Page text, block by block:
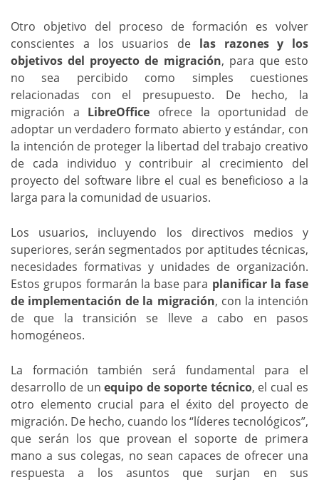
Otro objetivo del proceso de formación es volver
conscientes a los usuarios de las razones y los
objetivos del proyecto de migración, para que esto
no sea percibido como simples cuestiones
relacionadas con el presupuesto. De hecho, la
migración a LibreOffice ofrece la oportunidad de
adoptar un verdadero formato abierto y estándar, con
la intención de proteger la libertad del trabajo creativo
de cada individuo y contribuir al crecimiento del
proyecto del software libre el cual es beneficioso a la
larga para la comunidad de usuarios.
Los usuarios, incluyendo los directivos medios y
superiores, serán segmentados por aptitudes técnicas,
necesidades formativas y unidades de organización.
Estos grupos formarán la base para planificar la fase
de implementación de la migración, con la intención
de que la transición se lleve a cabo en pasos
homogéneos.
La formación también será fundamental para el
desarrollo de unequipo de soporte técnico, el cual es
otro elemento crucial para el éxito del proyecto de
migración. De hecho, cuando los “líderes tecnológicos”,
que serán los que provean el soporte de primera
mano a sus colegas, no sean capaces de ofrecer una
respuesta a los asuntos que surjan en sus